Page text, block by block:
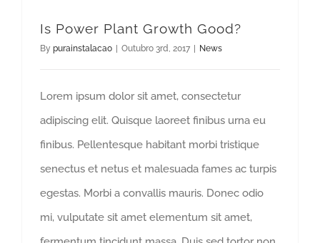
Is Power Plant Growth Good?
By purainstalacao Outubro 3rd, 2017 News
Lorem ipsum dolor sit amet, consectetur
adipiscing elit. Quisque laoreet finibus urna eu
finibus. Pellentesque habitant morbi tristique
senectus et netus et malesuada fames ac turpis
egestas. Morbi a convallis mauris. Donec odio
mi, vulputate sit amet elementum sit amet,